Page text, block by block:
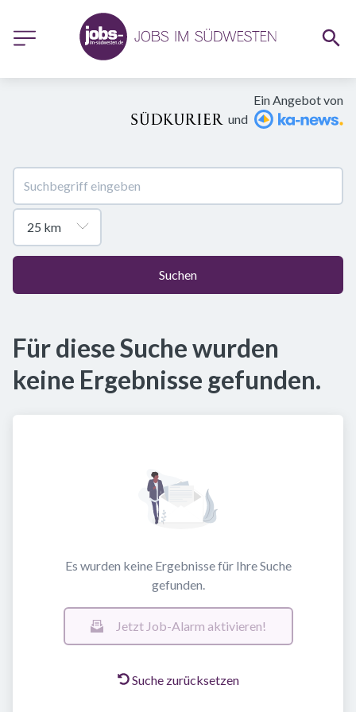
Ein Angebot von
und
Suchen
Für diese Suche wurden
keine Ergebnisse gefunden.
Es wurden keine Ergebnisse für Ihre Suche
gefunden.
Jetzt Job-Alarm aktivieren!
Suche zurücksetzen